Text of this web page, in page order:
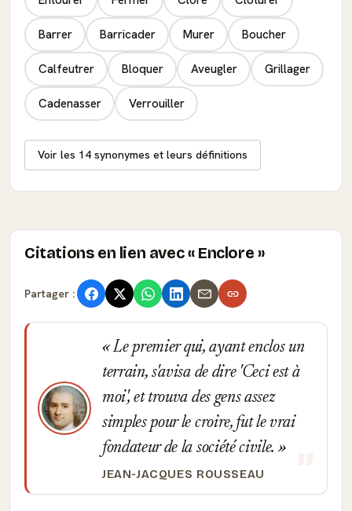
Barrer Barricader Murer Boucher
Calfeutrer Bloquer Aveugler Grillager
Cadenasser Verrouiller
Voir les 14 synonymes et leurs définitions
Citations en lien avec « Enclore »
Partager :
Le premier qui, ayant enclos un
terrain, s'avisa de dire 'Ceci est à
moi', et trouva des gens assez
simples pour le croire, fut le vrai
fondateur de la société civile.
JEAN-JACQUES ROUSSEAU